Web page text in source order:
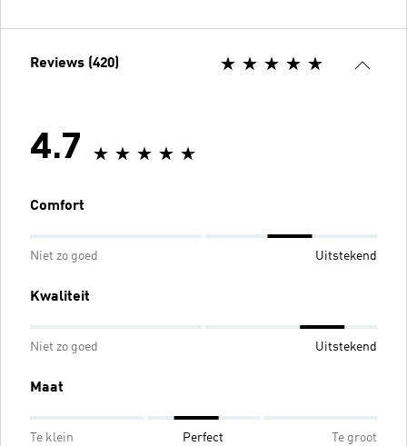
Reviews (420)
4.7
Comfort
Niet zo goed Uitstekend
Kwaliteit
Niet zo goed Uitstekend
Maat
Te klein Perfect Te groot